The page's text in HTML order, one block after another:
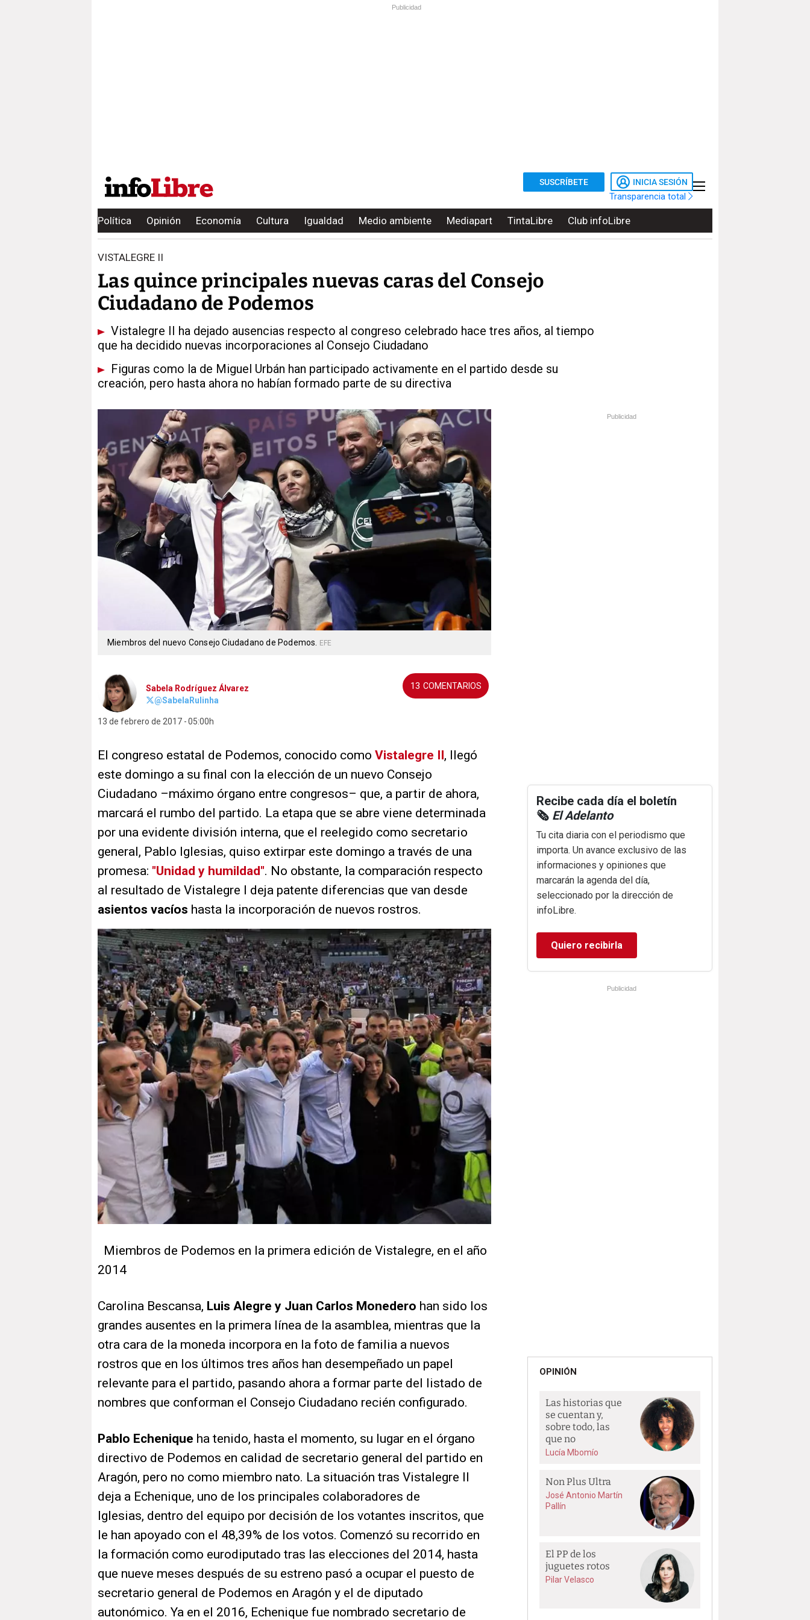
Publicidad
SUSCRÍBETE INICIA SESIÓN
Transparencia total
Política Opinión Economía Cultura Igualdad Medio ambiente Mediapart TintaLibre Club infoLibre
VISTALEGRE II
Las quince principales nuevas caras del Consejo
Ciudadano de Podemos
Vistalegre II ha dejado ausencias respecto al congreso celebrado hace tres años, al tiempo
que ha decidido nuevas incorporaciones al Consejo Ciudadano
Figuras como la de Miguel Urbán han participado activamente en el partido desde su
creación, pero hasta ahora no habían formado parte de su directiva
Miembros del nuevo Consejo Ciudadano de Podemos. EFE
Sabela Rodríguez Álvarez
@SabelaRulinha
13 de febrero de 2017 05:00h
13
El congreso estatal de Podemos, conocido como Vistalegre II , llegó
este domingo a su final con la elección de un nuevo Consejo
Ciudadano –máximo órgano entre congresos– que, a partir de ahora,
marcará el rumbo del partido. La etapa que se abre viene determinada
por una evidente división interna, que el reelegido como secretario
general, Pablo Iglesias, quiso extirpar este domingo a través de una
promesa: "Unidad y humildad". No obstante, la comparación respecto
al resultado de Vistalegre I deja patente diferencias que van desde
asientos vacíos hasta la incorporación de nuevos rostros.
Miembros de Podemos en la primera edición de Vistalegre, en el año
2014
Carolina Bescansa, Luis Alegre y Juan Carlos Monedero han sido los
grandes ausentes en la primera línea de la asamblea, mientras que la
otra cara de la moneda incorpora en la foto de familia a nuevos
rostros que en los últimos tres años han desempeñado un papel
relevante para el partido, pasando ahora a formar parte del listado de
nombres que conforman el Consejo Ciudadano recién configurado.
Pablo Echenique ha tenido, hasta el momento, su lugar en el órgano
directivo de Podemos en calidad de secretario general del partido en
Aragón, pero no como miembro nato. La situación tras Vistalegre II
deja a Echenique, uno de los principales colaboradores de
Iglesias, dentro del equipo por decisión de los votantes inscritos, que
le han apoyado con el 48,39% de los votos. Comenzó su recorrido en
la formación como eurodiputado tras las elecciones del 2014, hasta
que nueve meses después de su estreno pasó a ocupar el puesto de
secretario general de Podemos en Aragón y el de diputado
autonómico. Ya en el 2016, Echenique fue nombrado secretario de
Publicidad
Recibe cada día el boletín
🗞️ El Adelanto
Tu cita diaria con el periodismo que
importa. Un avance exclusivo de las
informaciones y opiniones que
marcarán la agenda del día,
seleccionado por la dirección de
infoLibre.
Quiero recibirla
Publicidad
OPINIÓN
Las historias que
se cuentan y,
sobre todo, las
que no
Lucía Mbomío
Non Plus Ultra
José Antonio Martín
Pallín
El PP de los
juguetes rotos
Pilar Velasco